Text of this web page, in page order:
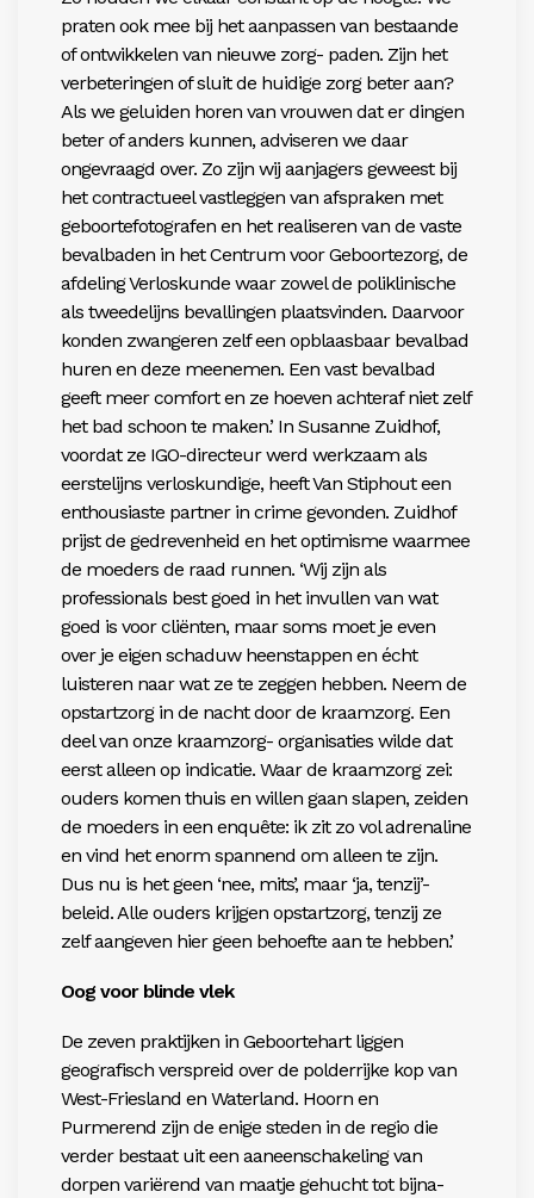
praten ook mee bij het aanpassen van bestaande
of ontwikkelen van nieuwe zorg- paden. Zijn het
verbeteringen of sluit de huidige zorg beter aan?
Als we geluiden horen van vrouwen dat er dingen
beter of anders kunnen, adviseren we daar
ongevraagd over. Zo zijn wij aanjagers geweest bij
het contractueel vastleggen van afspraken met
geboortefotografen en het realiseren van de vaste
bevalbaden in het Centrum voor Geboortezorg, de
afdeling Verloskunde waar zowel de poliklinische
als tweedelijns bevallingen plaatsvinden. Daarvoor
konden zwangeren zelf een opblaasbaar bevalbad
huren en deze meenemen. Een vast bevalbad
geeft meer comfort en ze hoeven achteraf niet zelf
het bad schoon te maken.’ In Susanne Zuidhof,
voordat ze IGO-directeur werd werkzaam als
eerstelijns verloskundige, heeft Van Stiphout een
enthousiaste partner in crime gevonden. Zuidhof
prijst de gedrevenheid en het optimisme waarmee
de moeders de raad runnen. ‘Wij zijn als
professionals best goed in het invullen van wat
goed is voor cliënten, maar soms moet je even
over je eigen schaduw heenstappen en écht
luisteren naar wat ze te zeggen hebben. Neem de
opstartzorg in de nacht door de kraamzorg. Een
deel van onze kraamzorg- organisaties wilde dat
eerst alleen op indicatie. Waar de kraamzorg zei:
ouders komen thuis en willen gaan slapen, zeiden
de moeders in een enquête: ik zit zo vol adrenaline
en vind het enorm spannend om alleen te zijn.
Dus nu is het geen ‘nee, mits’, maar ‘ja, tenzij’-
beleid. Alle ouders krijgen opstartzorg, tenzij ze
zelf aangeven hier geen behoefte aan te hebben.’
Oog voor blinde vlek
De zeven praktijken in Geboortehart liggen
geografisch verspreid over de polderrijke kop van
West-Friesland en Waterland. Hoorn en
Purmerend zijn de enige steden in de regio die
verder bestaat uit een aaneenschakeling van
dorpen variërend van maatje gehucht tot bijna-